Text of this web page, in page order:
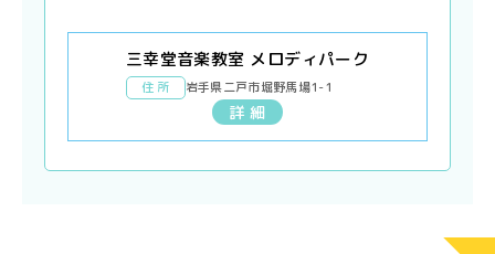
三幸堂音楽教室 メロディパーク
住 所 岩手県二戸市堀野馬場1-1
詳 細